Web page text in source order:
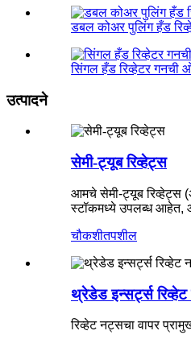
डबल कोअर पुलिंग हँड
सिंगल हँड रिव्हेटर गनची
उत्पादने
सेमी-ट्यूब रिव्हेट्स
आमचे सेमी-ट्यूब रिव्हेट्स
स्टॉकमध्ये उपलब्ध आहेत,
चौकशीतपशील
थ्रेडेड इन्सर्ट्स
रिव्हेट नट्सचा वापर